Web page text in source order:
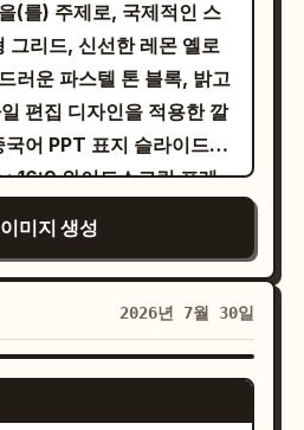
해야 합니다. 네거티
내부에 숨 쉴 공간을 늘리
트가 붐비지 않게 하세요.
이드 메뉴 구조가 더 명확
역을 차지하게 하여 구성
케팅 가치가 높게 느껴지도
도적이고 가치 있게 느껴
템을 더 강력하고 절제된
요. 딥 레드, 번트 오렌지,
엔드 채도 색상을 사용하
자', '공정 정보: 자리 표
리 표시자', '100g x 2캔',
시자'.
합하도록 저대비의 여백을
명은 높은 대비를 추구하
부분 은박, 봉인지, 알루미
잎의 질감을 강조하는 부
낌의 측면 광을 사용합니
따라 시원한 안개 회녹색, 로
도가 낮고 절제된 성숙한
소재는 특수 종이 섬유, 엠
밀봉 알루미늄 필름, 차
캡, 찻잎의 엽맥을 묘사하
리즈 한글 명칭, 단품 명
을(를) 주제로, 국제적인 스
그리드, 신선한 레몬 옐로
러운 파스텔 톤 블록, 밝고
편집 디자인을 적용한 깔
어 PPT 표지 슬라이드를
타이포그래피, 워터마크
활용하여 왼쪽에는 텍스
른쪽에는 둥근 모서리의
. 레이아웃: 왼쪽
의 특징 카드를 배치합니
드 너비의 절반을 차지
이미지 생성
2026년 7월 30일
GPT IMAGE 2